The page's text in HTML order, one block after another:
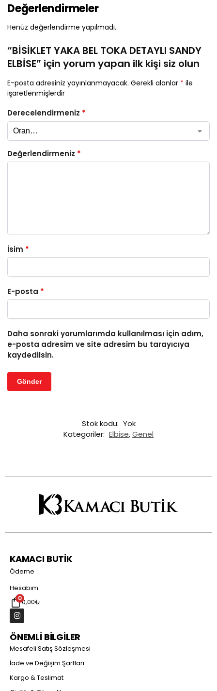
Değerlendirmeler
Henüz değerlendirme yapılmadı.
“BİSİKLET YAKA BEL TOKA DETAYLI SANDY
ELBİSE” için yorum yapan ilk kişi siz olun
E-posta adresiniz yayınlanmayacak. Gerekli alanlar * ile
işaretlenmişlerdir
Derecelendirmeniz *
Değerlendirmeniz *
İsim *
E-posta *
Daha sonraki yorumlarımda kullanılması için adım,
e-posta adresim ve site adresim bu tarayıcıya
kaydedilsin.
Stok kodu: Yok
Kategoriler: Elbise,Genel
KAMACI BUTİK
Ödeme
Hesabım
00,00₺
ÖNEMLİ BİLGİLER
Mesafeli Satış Sözleşmesi
İade ve Değişim Şartları
Kargo & Teslimat